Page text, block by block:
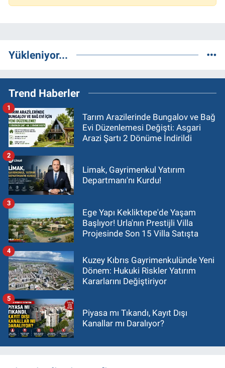
Yükleniyor...
Trend Haberler
Tarım Arazilerinde Bungalov ve Bağ
Evi Düzenlemesi Değişti: Asgari
Arazi Şartı 2 Dönüme İndirildi
1
Limak, Gayrimenkul Yatırım
Departmanı'nı Kurdu!
2
Ege Yapı Kekliktepe'de Yaşam
Başlıyor! Urla'nın Prestijli Villa
Projesinde Son 15 Villa Satışta
3
Kuzey Kıbrıs Gayrimenkulünde Yeni
Dönem: Hukuki Riskler Yatırım
Kararlarını Değiştiriyor
4
Piyasa mı Tıkandı, Kayıt Dışı
Kanallar mı Daralıyor?
5